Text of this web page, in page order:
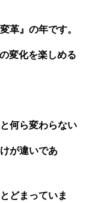
革』の年です。
変化を楽しめる
何ら変わらない
が違いであ
どまっていま